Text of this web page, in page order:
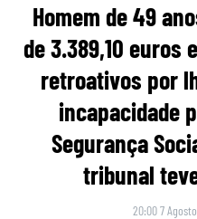
Homem de 49
de 3.389,10 euros
retroativos por
incapacidade
Segurança
tribunal
20:00 7